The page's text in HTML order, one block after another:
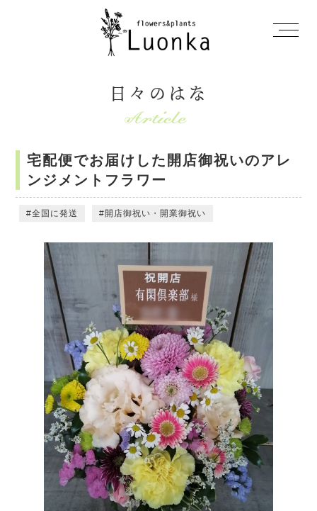
日々のはな
宅配便でお届けした開店御祝いのアレ
ンジメントフラワー
全国に発送 開店御祝い・開業御祝い